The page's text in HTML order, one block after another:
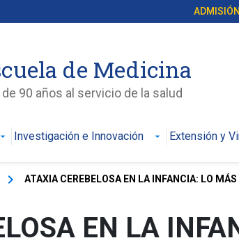
ADMISIÓN
de Medicina
90 años al servicio de la salud
Investigación e Innovación Extensión y
keyboard_arrow_right ATAXIA CEREBELOSA EN LA INFANCIA: LO
EN LA